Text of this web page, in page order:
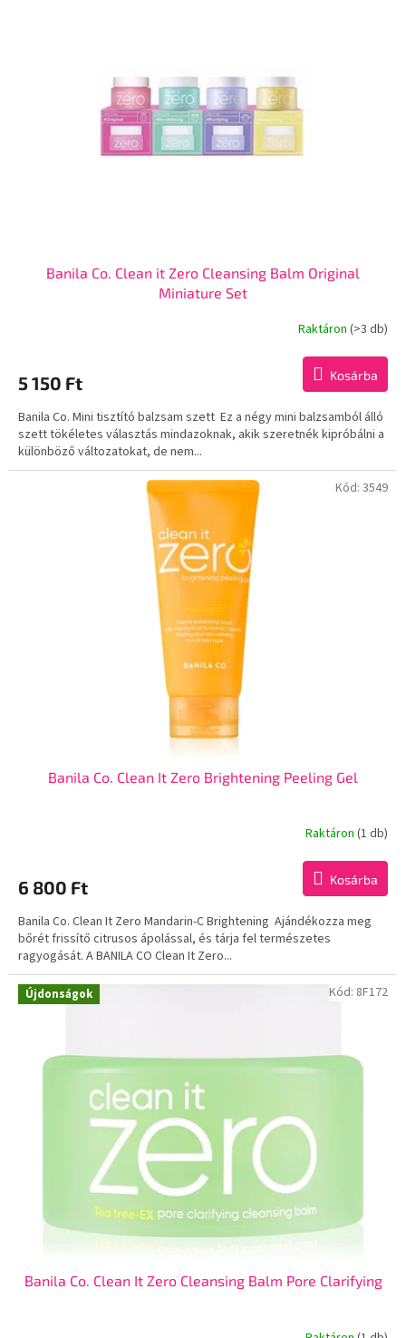
Banila Co. Clean it Zero Cleansing Balm Original
Miniature Set
Raktáron (>3 db)
5 150 Ft Kosárba
Banila Co. Mini tisztító balzsam szett Ez a négy mini balzsamból álló
szett tökéletes választás mindazoknak, akik szeretnék kipróbálni a
különböző változatokat, de nem...
Banila Co. Clean It Zero Brightening Peeling Gel
Raktáron (1 db)
6 800 Ft Kosárba
Banila Co. Clean It Zero Mandarin-C Brightening Ajándékozza meg
bőrét frissítő citrusos ápolással, és tárja fel természetes
ragyogását. A BANILA CO Clean It Zero...
Kód: 3549
Újdonságok
Banila Co. Clean It Zero Cleansing Balm Pore Clarifying
Kód: 8F172